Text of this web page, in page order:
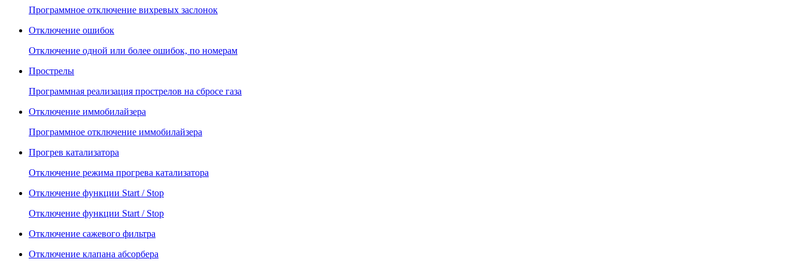
Программное отключение вихревых заслонок
Отключение ошибок
Отключение одной или более ошибок, по номерам
Прострелы
Программная реализация прострелов на сбросе газа
Отключение иммобилайзера
Программное отключение иммобилайзера
Прогрев катализатора
Отключение режима прогрева катализатора
Отключение функции Start / Stop
Отключение функции Start / Stop
Отключение сажевого фильтра
Отключение клапана абсорбера